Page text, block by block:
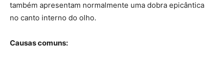
também apresentam normalmente uma dobra epicântica
no canto interno do olho.
Causas comuns: